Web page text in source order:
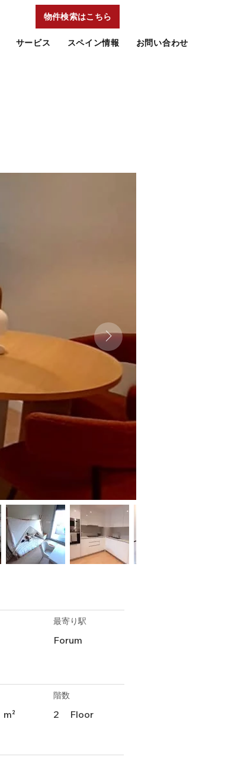
物件検索はこちら
サービス スペイン情報 お問い合わせ
最寄り駅
Forum
階数
m² 2 Floor